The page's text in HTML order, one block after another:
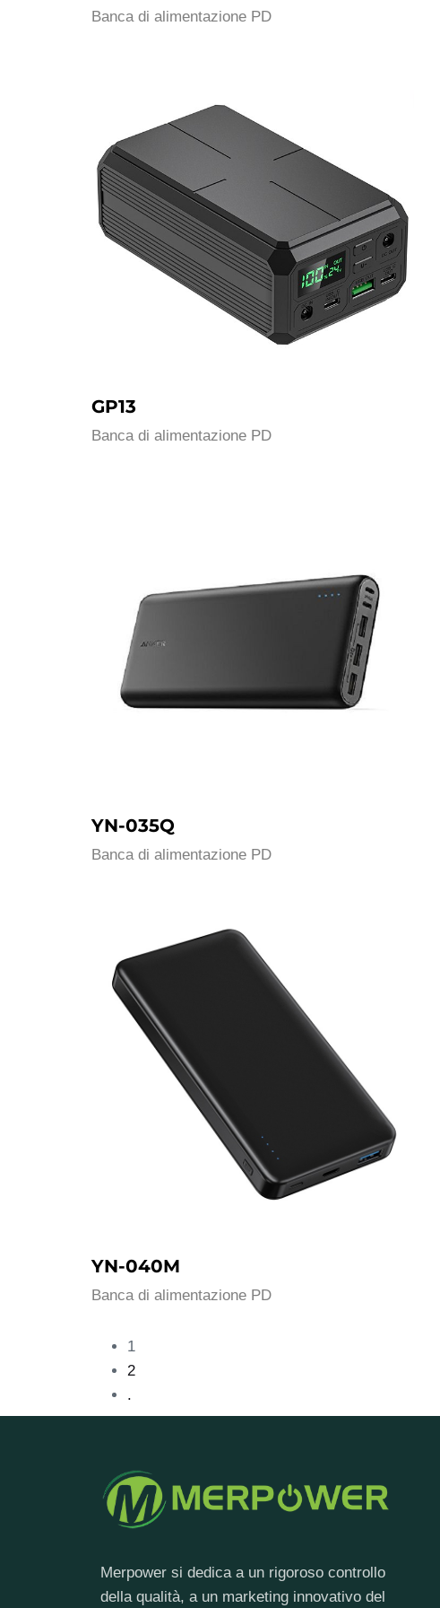
Banca di alimentazione PD
GP13
Banca di alimentazione PD
YN-035Q
Banca di alimentazione PD
YN-040M
Banca di alimentazione PD
1
2
.
Merpower si dedica a un rigoroso controllo
della qualità, a un marketing innovativo del